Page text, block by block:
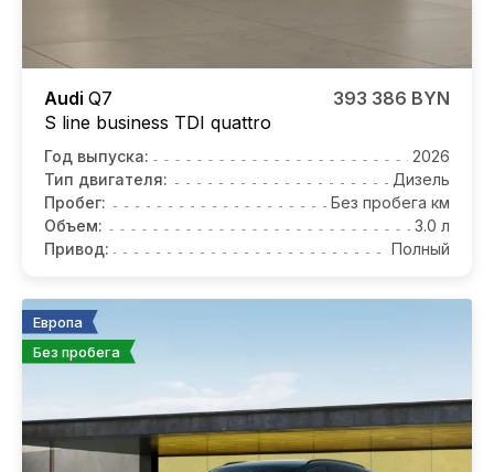
Audi Q7
S line business TDI quattro
393 386 BYN
Год выпуска:
2026
Тип двигателя:
Дизель
Пробег:
Без пробега км
Объем:
3.0 л
Привод:
Полный
Европа
Без пробега